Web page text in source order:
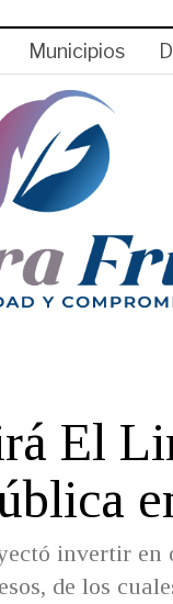
Municipios
El
invertir en
de los